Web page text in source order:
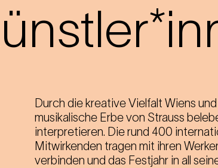
Durch die kreative Vielfalt Wiens
musikalische Erbe von Strauss
interpretieren. Die rund 400
Mitwirkenden tragen mit ihren
verbinden und das Festjahr in all